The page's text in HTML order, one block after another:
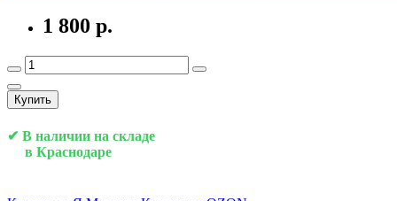
1 800 р.
Купить
✔ В наличии на складе
в Краснодаре